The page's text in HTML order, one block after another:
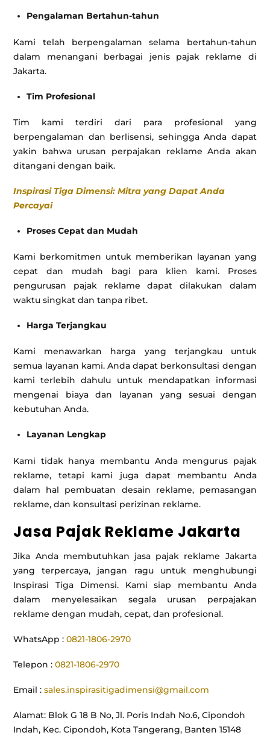
Pengalaman Bertahun-tahun
Kami telah berpengalaman selama bertahun-tahun
dalam menangani berbagai jenis pajak reklame di
Jakarta.
Tim Profesional
Tim kami terdiri dari para profesional yang
berpengalaman dan berlisensi, sehingga Anda dapat
yakin bahwa urusan perpajakan reklame Anda akan
ditangani dengan baik.
Inspirasi Tiga Dimensi: Mitra yang Dapat Anda
Percayai
Proses Cepat dan Mudah
Kami berkomitmen untuk memberikan layanan yang
cepat dan mudah bagi para klien kami. Proses
pengurusan pajak reklame dapat dilakukan dalam
waktu singkat dan tanpa ribet.
Harga Terjangkau
Kami menawarkan harga yang terjangkau untuk
semua layanan kami. Anda dapat berkonsultasi dengan
kami terlebih dahulu untuk mendapatkan informasi
mengenai biaya dan layanan yang sesuai dengan
kebutuhan Anda.
Layanan Lengkap
Kami tidak hanya membantu Anda mengurus pajak
reklame, tetapi kami juga dapat membantu Anda
dalam hal pembuatan desain reklame, pemasangan
reklame, dan konsultasi perizinan reklame.
Jasa Pajak Reklame Jakarta
Jika Anda membutuhkan jasa pajak reklame Jakarta
yang terpercaya, jangan ragu untuk menghubungi
Inspirasi Tiga Dimensi. Kami siap membantu Anda
dalam menyelesaikan segala urusan perpajakan
reklame dengan mudah, cepat, dan profesional.
WhatsApp :0821-1806-2970
Telepon :0821-1806-2970
Email :sales.inspirasitigadimensi@gmail.com
Alamat: Blok G 18 B No, Jl. Poris Indah No.6, Cipondoh
Indah, Kec. Cipondoh, Kota Tangerang, Banten 15148